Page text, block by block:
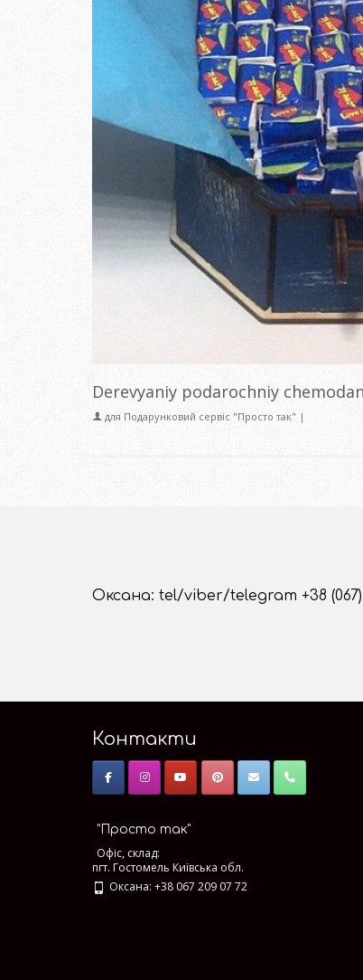
Derevyaniy podarochniy
для Подарунковий сервіс "Просто так" |
Оксана: tel/viber/telegram +38 (067)
Контакти
"Просто так"
Офіс, склад:
пгт. Гостомель Київська обл.
Оксана: +38 067 209 07 72